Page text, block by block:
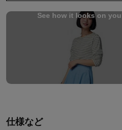
See how it looks on you
仕様など